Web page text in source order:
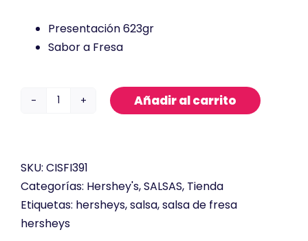
Presentación 623gr
Sabor a Fresa
Salsa
cantidad
Añadir al carrito
SKU: CISFI391
Categorías: Hershey's,SALSAS, Tienda
Etiquetas: hersheys,salsa,salsa de fresa
hersheys